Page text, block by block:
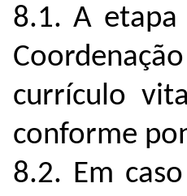
8.1. A etapa
currículo
conforme
8.2. Em